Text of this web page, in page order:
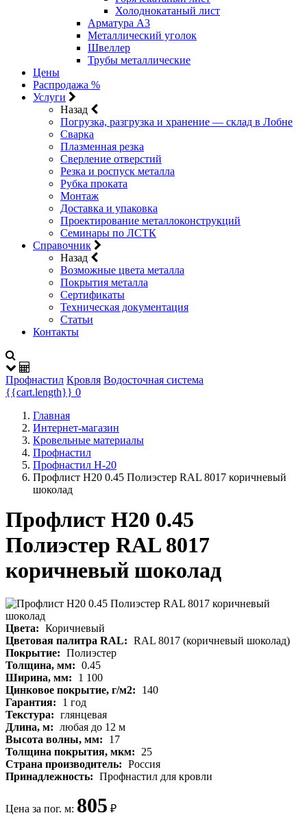
Холоднокатаный лист
Арматура А3
Металлический уголок
Швеллер
Трубы металлические
Цены
Распродажа %
Услуги
Назад
Погрузка, разгрузка и хранение — склад в Лобне
Сварка
Плазменная резка
Сверление отверстий
Резка и роспуск металла
Рубка проката
Монтаж
Доставка и упаковка
Проектирование металлоконструкций
Семинары по ЛСТК
Справочник
Назад
Возможные цвета металла
Покрытия металла
Сертификаты
Техническая документация
Статьи
Контакты
Профнастил Кровля Водосточная система
{{cart.length}} 0
Главная
Интернет-магазин
Кровельные материалы
Профнастил
Профнастил Н-20
Профлист Н20 0.45 Полиэстер RAL 8017 коричневый
шоколад
Профлист Н20 0.45
Полиэстер RAL 8017
коричневый шоколад
Цвета: Коричневый
Цветовая палитра RAL: RAL 8017 (коричневый шоколад)
Покрытие: Полиэстер
Толщина, мм: 0.45
Ширина, мм:
1 100
Цинковое покрытие, г/м2:
140
Гарантия:
1 год
Текстура: глянцевая
Длина, м: любая до 12 м
Высота волны, мм:
17
Толщина покрытия, мкм: 25
Страна производитель: Россия
Принадлежность: Профнастил для кровли
Цена за пог. м: 805 ₽